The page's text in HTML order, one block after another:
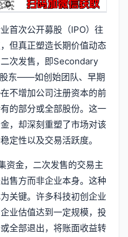
首次公开募股（IPO）往
但真正塑造长期价值动态
次发售，即Secondary
东——如创始团队、早期
不增加公司注册资本的前
的部分或全部股份。这一
，却深刻重塑了市场对该
定性以及交易活跃度。
资金，二次发售的交易主
售方而非企业本身。这种
关键。许多科技初创企业
业估值达到一定规模，投
全部退出，将账面收益转